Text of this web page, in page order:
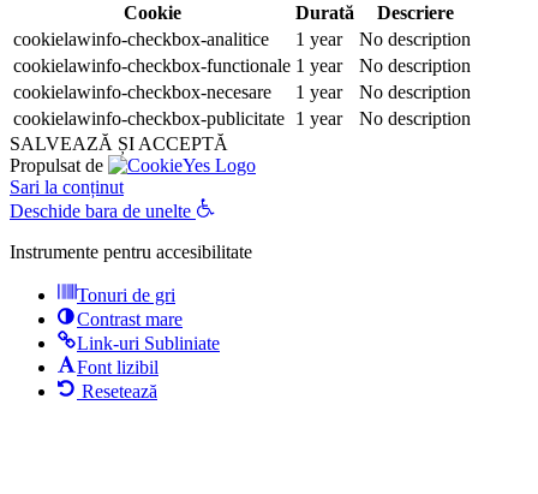
Cookie
Durată
Descriere
cookielawinfo-checkbox-analitice
1 year
No description
cookielawinfo-checkbox-functionale 1 year
No description
cookielawinfo-checkbox-necesare
1 year
No description
cookielawinfo-checkbox-publicitate 1 year
No description
SALVEAZĂ ȘI ACCEPTĂ
Propulsat de
Sari la conținut
Deschide bara de unelte
Instrumente pentru accesibilitate
Tonuri de gri
Contrast mare
Link-uri Subliniate
Font lizibil
Resetează